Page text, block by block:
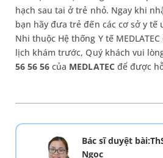
hạch sau tai ở trẻ nhỏ. Ngay khi
bạn hãy đưa trẻ đến các cơ sở y
Nhi thuộc Hệ thống Y tế
lịch khám trước, Quý khách vui
56 56 56của MEDLATEC để được
Bác sĩ duyệt
Ngọc